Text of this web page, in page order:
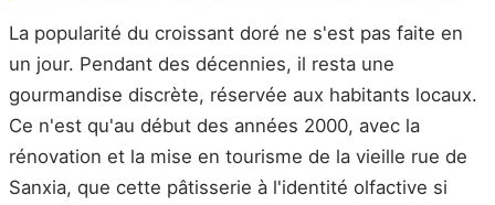
La popularité du croissant doré ne s'est pas faite en
un jour. Pendant des décennies, il resta une
gourmandise discrète, réservée aux habitants locaux.
Ce n'est qu'au début des années 2000, avec la
rénovation et la mise en tourisme de la vieille rue de
Sanxia, que cette pâtisserie à l'identité olfactive si